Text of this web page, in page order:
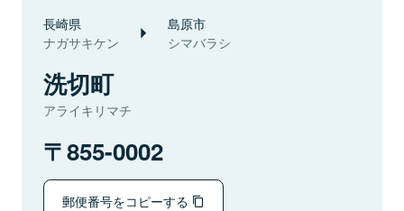
長崎県
ナガサキケン
島原市
シマバラシ
洗切町
アライキリマチ
855-0002
郵便番号をコピーする